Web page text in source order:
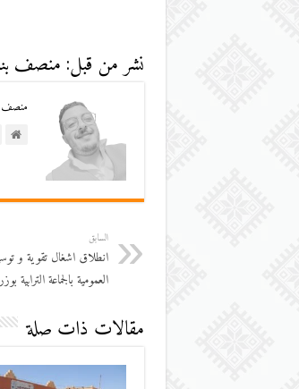
نشر من قبل: منصف
منصف
السابق
انطلاق اشغال تقوية و
العمومية بالجماعة الترابية
مقالات ذات صلة